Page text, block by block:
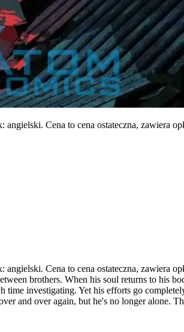
Cena to cena ostateczna, zawiera
Cena to cena ostateczna, zawiera
brothers. When his soul returns to his
investigating. Yet his efforts go
and over again, but he's no longer alone.